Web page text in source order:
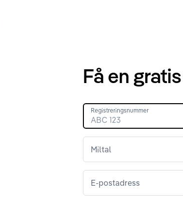
Få en
Registreringsnummer
Miltal
E-postadress